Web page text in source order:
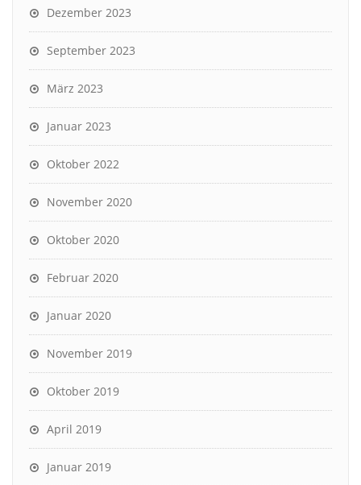
Dezember 2023
September 2023
März 2023
Januar 2023
Oktober 2022
November 2020
Oktober 2020
Februar 2020
Januar 2020
November 2019
Oktober 2019
April 2019
Januar 2019